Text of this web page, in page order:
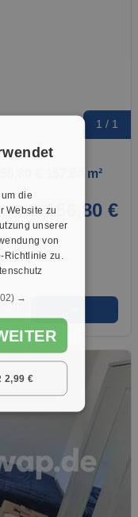
1 / 1
€ 157.84 m²
3.156,80 €
die
Website zu
unserer
von
zu.
→
2,99 €